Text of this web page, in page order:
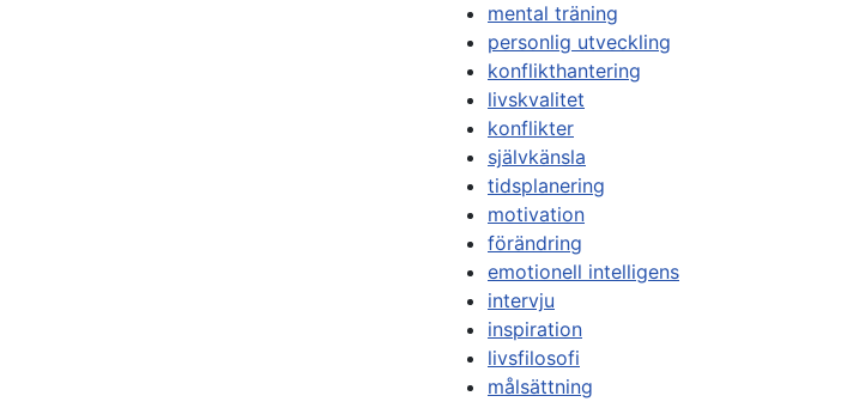
mental träning
personlig utveckling
konflikthantering
livskvalitet
konflikter
självkänsla
tidsplanering
motivation
förändring
emotionell intelligens
intervju
inspiration
livsfilosofi
målsättning